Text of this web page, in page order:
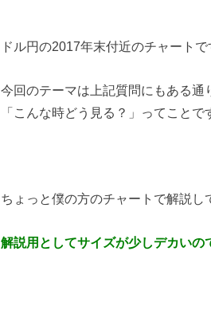
ドル円の2017年末付近のチャートで
今回のテーマは上記質問にもある通
「こんな時どう見る？」ってことで
ちょっと僕の方のチャートで解説し
解説用としてサイズが少しデカいの